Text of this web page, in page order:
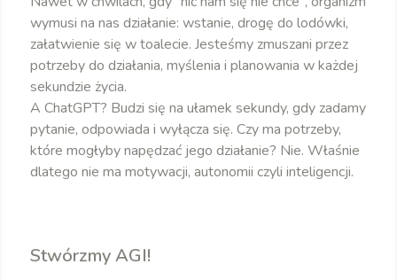
wymusi na nas działanie: wstanie, drogę do lodówki,
załatwienie się w toalecie. Jesteśmy zmuszani przez
potrzeby do działania, myślenia i planowania w każdej
sekundzie życia.
A ChatGPT? Budzi się na ułamek sekundy, gdy zadamy
pytanie, odpowiada i wyłącza się. Czy ma potrzeby,
które mogłyby napędzać jego działanie? Nie. Właśnie
dlatego nie ma motywacji, autonomii czyli inteligencji.
Stwórzmy AGI!